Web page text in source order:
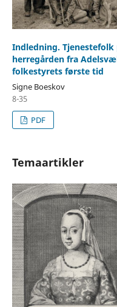
Indledning. Tjenestefolk
herregården fra
folkestyrets første tid
Signe Boeskov
8-35
PDF
Temaartikler